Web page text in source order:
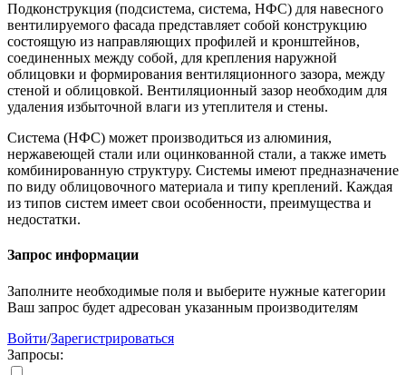
Подконструкция (подсистема, система, НФС) для навесного
вентилируемого фасада представляет собой конструкцию
состоящую из направляющих профилей и кронштейнов,
соединенных между собой, для крепления наружной
облицовки и формирования вентиляционного зазора, между
стеной и облицовкой. Вентиляционный зазор необходим для
удаления избыточной влаги из утеплителя и стены.
Система (НФС) может производиться из алюминия,
нержавеющей стали или оцинкованной стали, а также иметь
комбинированную структуру. Системы имеют предназначение
по виду облицовочного материала и типу креплений. Каждая
из типов систем имеет свои особенности, преимущества и
недостатки.
Запрос информации
Заполните необходимые поля и выберите нужные категории
Ваш запрос будет адресован указанным производителям
Войти/Зарегистрироваться
Запросы: